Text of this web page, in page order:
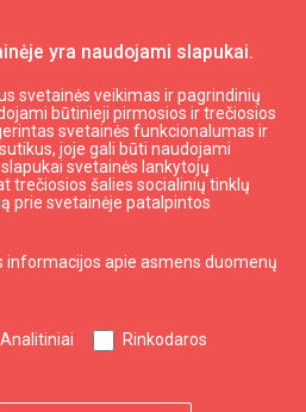
yra naudojami slapukai.
svetainės veikimas ir pagrindinių
būtinieji pirmosios ir trečiosios
svetainės funkcionalumas ir
joje gali būti naudojami
svetainės lankytojų
trečiosios šalies socialinių tinklų
prie svetainėje patalpintos
informacijos apie asmens duomenų
Analitiniai Rinkodaros